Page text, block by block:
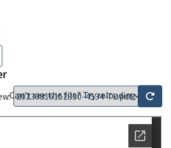
Can't see the file? Try reloading